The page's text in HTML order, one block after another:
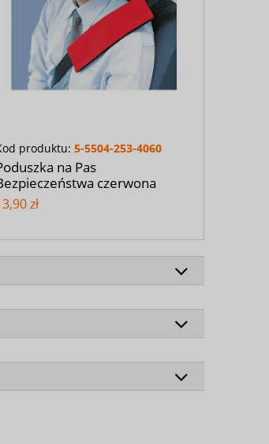
produktu: 5-5504-253-4060
na Pas
czerwona
zł